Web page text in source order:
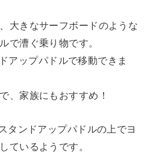
大きなサーフボードのような
で漕ぐ乗り物です。
アップパドルで移動できま
、家族にもおすすめ！
タンドアップパドルの上でヨ
ているようです。